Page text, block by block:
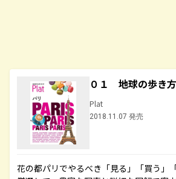
０１ 地球の歩き
Plat
2018.11.07 発売
花の都パリでやるべき「見る」「買う」